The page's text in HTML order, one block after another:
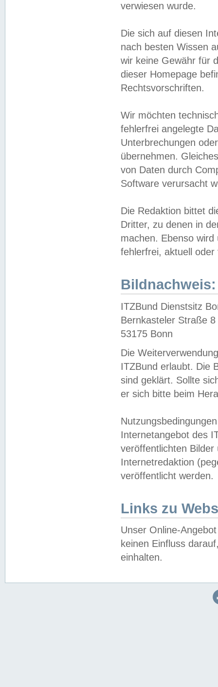
verwiesen wurde.
Die sich auf diesen
nach besten Wissen
wir keine Gewähr für
dieser Homepage
Rechtsvorschriften.
Wir möchten
fehlerfrei angelegte
Unterbrechungen
übernehmen.
von Daten durch
Software verursacht
Die Redaktion bittet
Dritter, zu denen in
machen. Ebenso
fehlerfrei, aktuell oder
Bildnachweis:
ITZBund Dienstsitz
Bernkasteler Straße 8
53175 Bonn
Die
ITZBund erlaubt. Die
sind geklärt. Sollte
er sich bitte beim
Internetangebot des
veröffentlichten
Internetredaktion
veröffentlicht werden.
Links zu
Unser Online-
keinen Einfluss
einhalten.